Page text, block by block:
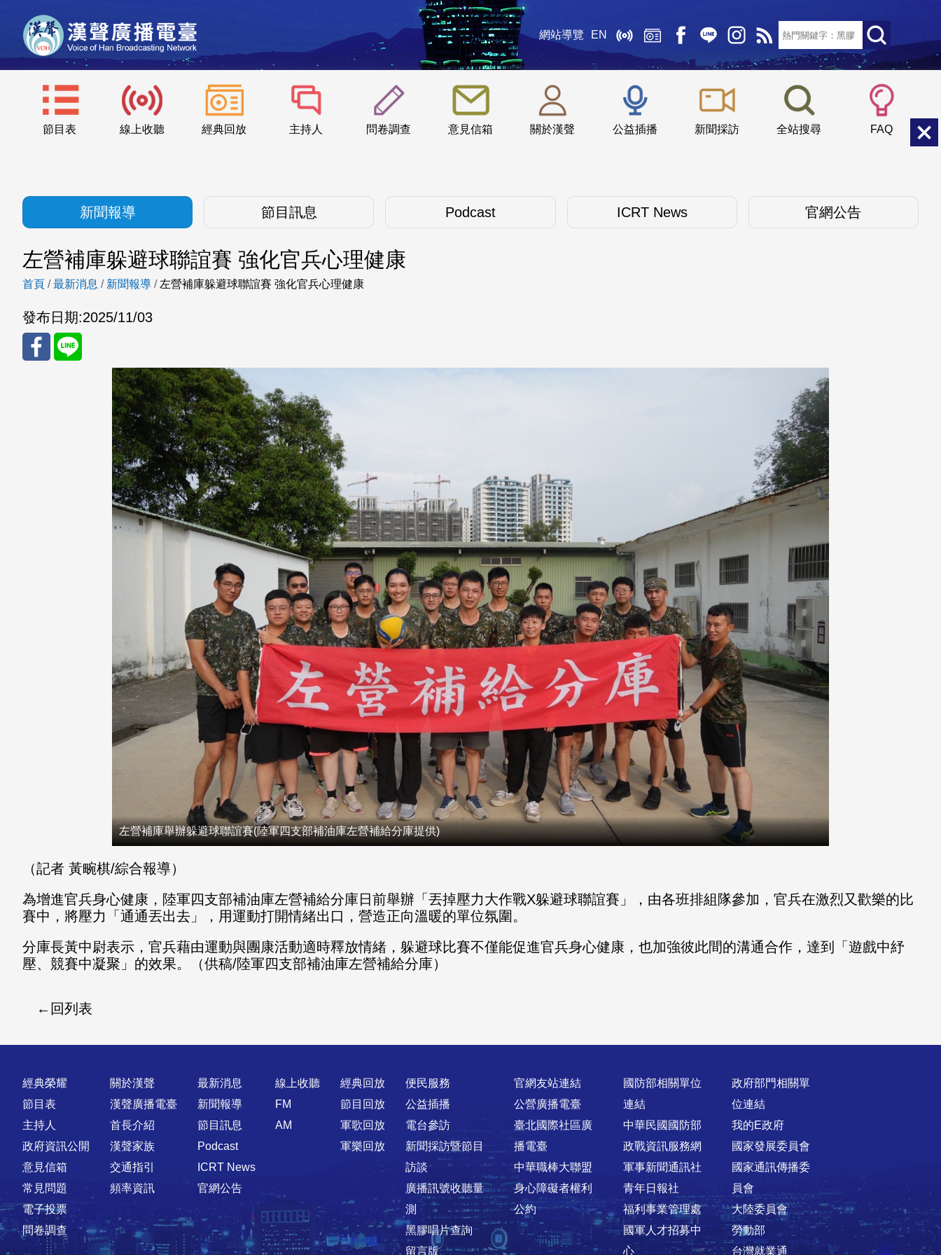
網站導覽 EN
節目表 線上收聽 經典回放 主持人 問卷調查 意見信箱 關於漢聲 公益插播 新聞採訪 全站搜尋 FAQ
::: 小 中
新聞報導 節目訊息 Podcast ICRT News 官網公告
左營補庫躲避球聯誼賽 強化官兵心理健康
首頁 /最新消息 / 新聞報導 / 左營補庫躲避球聯誼賽 強化官兵心理健康
發布日期:2025/11/03
左營補庫舉辦躲避球聯誼賽(陸軍四支部補油庫左營補給分庫提供)
（記者 黃畹棋/綜合報導）
為增進官兵身心健康，陸軍四支部補油庫左營補給分庫日前舉辦「丟掉壓力大作戰X躲避球聯誼賽」，由各班排組隊參加，官兵在激烈又歡樂的比
賽中，將壓力「通通丟出去」，用運動打開情緒出口，營造正向溫暖的單位氛圍。
分庫長黃中尉表示，官兵藉由運動與團康活動適時釋放情緒，躲避球比賽不僅能促進官兵身心健康，也加強彼此間的溝通合作，達到「遊戲中紓
壓、競賽中凝聚」的效果。（供稿/陸軍四支部補油庫左營補給分庫）
回列表
快速連結
經典榮耀
節目表
主持人
政府資訊公開
意見信箱
常見問題
電子投票
問卷調查
關於漢聲
漢聲廣播電臺
首長介紹
漢聲家族
交通指引
頻率資訊
最新消息
新聞報導
節目訊息
Podcast
ICRT News
官網公告
線上收聽
FM
AM
經典回放
節目回放
軍歌回放
軍樂回放
便民服務
公益插播
電台參訪
新聞採訪暨節目
訪談
廣播訊號收聽量
測
黑膠唱片查詢
留言版
官網友站連結
公營廣播電臺
臺北國際社區廣
播電臺
中華職棒大聯盟
身心障礙者權利
公約
國防部相關單位
連結
中華民國國防部
政戰資訊服務網
軍事新聞通訊社
青年日報社
福利事業管理處
國軍人才招募中
心
政府部門相關單
位連結
我的E政府
國家發展委員會
國家通訊傳播委
員會
大陸委員會
勞動部
台灣就業通